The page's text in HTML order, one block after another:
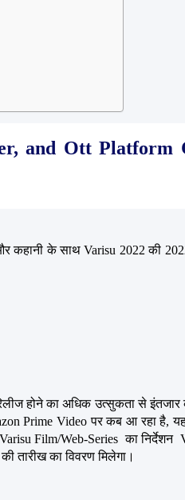
and Ott Platform
कहानी के साथ Varisu 2022 की
होने का अधिक उत्सुकता से
Prime Video पर कब आ रहा है,
Film/Web-Series  का निर्देशन
तारीख का विवरण मिलेगा।